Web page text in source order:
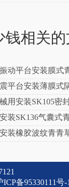
钱相关
动平台安装膜式
平台安装薄膜式
用安装SK105密
装SK136气囊式
装橡胶波纹青青
ICP备95330111号-